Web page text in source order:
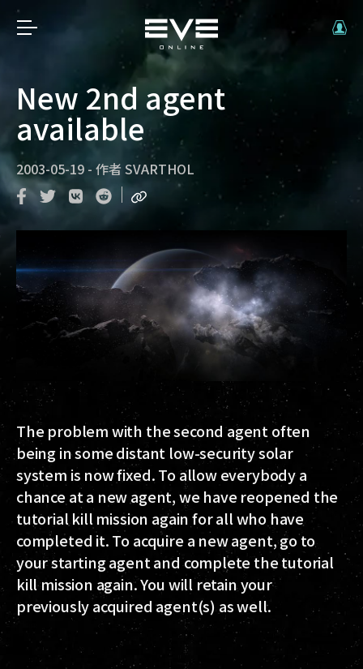
New 2nd agent
available
2003-05-19 - 作者 SVARTHOL
The problem with the second agent often
being in some distant low-security solar
system is now fixed. To allow everybody a
chance at a new agent, we have reopened the
tutorial kill mission again for all who have
completed it. To acquire a new agent, go to
your starting agent and complete the tutorial
kill mission again. You will retain your
previously acquired agent(s) as well.